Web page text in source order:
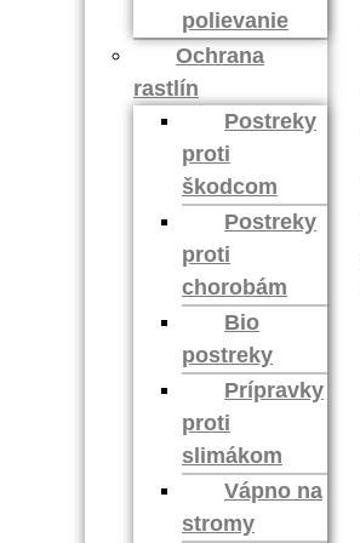
polievanie
Ochrana
rastlín
Postreky
proti
škodcom
Postreky
proti
chorobám
Bio
postreky
Prípravky
proti
slimákom
Vápno na
stromy
Uložiť moje meno, e-mail a
stránku v tomto prehliadači pre
budúce komentáre.
Súvisiace